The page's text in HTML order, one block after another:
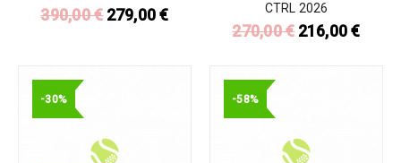
390,00€ 279,00€
CTRL 2026
270,00€ 216,00€
-30% -58%